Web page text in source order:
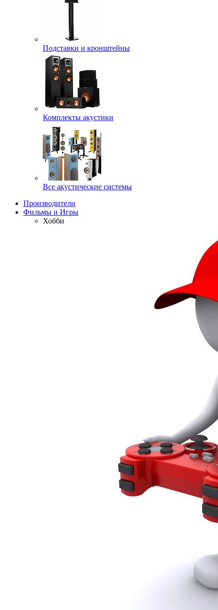
Подставки и кронштейны
Комплекты акустики
Все акустические системы
Производители
Фильмы и Игры
Хобби